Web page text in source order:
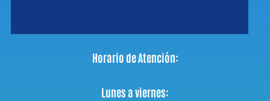
Horario de Atención:
Lunes a viernes: